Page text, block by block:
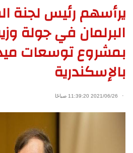
يرأسهم رئيس لجنة
البرلمان في جولة
بمشروع توسعات
بالإسكندرية
2021/06/26 11:39:20 صباحًا